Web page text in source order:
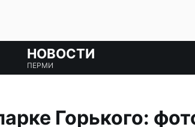
НОВОСТИ
ПЕРМИ
Горького: